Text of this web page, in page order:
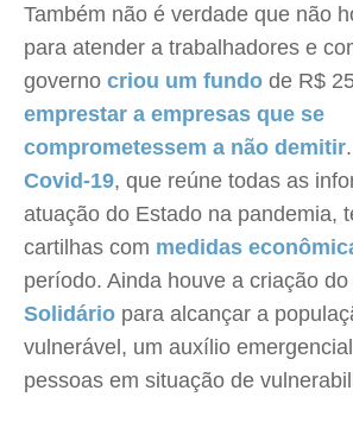
Também não é verdade que não
para atender a trabalhadores e
governo criou um fundo de R$
emprestar a empresas que se
comprometessem a não demitir
Covid-19, que reúne todas as
atuação do Estado na pandemia,
cartilhas com medidas
período. Ainda houve a criação
Solidário para alcançar a
vulnerável, um auxílio
pessoas em situação de